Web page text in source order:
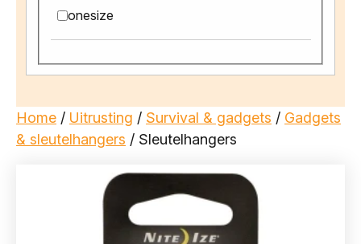
onesize
Home / Uitrusting / Survival & gadgets / Gadgets
& sleutelhangers / Sleutelhangers